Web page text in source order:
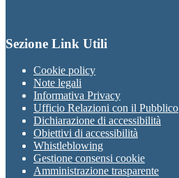
Sezione Link Utili
Cookie policy
Note legali
Informativa Privacy
Ufficio Relazioni con il Pubblico
Dichiarazione di accessibilità
Obiettivi di accessibilità
Whistleblowing
Gestione consensi cookie
Amministrazione trasparente